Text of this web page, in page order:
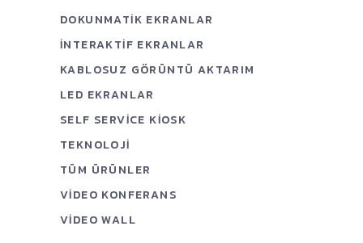
DOKUNMATIK EKRANLAR
İNTERAKTIF EKRANLAR
KABLOSUZ GÖRÜNTÜ AKTARIM
LED EKRANLAR
SELF SERVICE KIOSK
TEKNOLOJI
TÜM ÜRÜNLER
VIDEO KONFERANS
VIDEO WALL